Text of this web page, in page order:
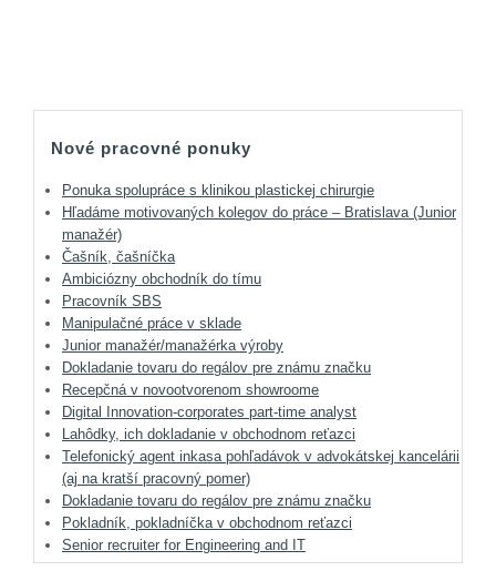
Nové pracovné ponuky
Ponuka spolupráce s klinikou plastickej chirurgie
Hľadáme motivovaných kolegov do práce – Bratislava (Junior
manažér)
Čašník, čašníčka
Ambiciózny obchodník do tímu
Pracovník SBS
Manipulačné práce v sklade
Junior manažér/manažérka výroby
Dokladanie tovaru do regálov pre známu značku
Recepčná v novootvorenom showroome
Digital Innovation-corporates part-time analyst
Lahôdky, ich dokladanie v obchodnom reťazci
Telefonický agent inkasa pohľadávok v advokátskej kancelárii
(aj na kratší pracovný pomer)
Dokladanie tovaru do regálov pre známu značku
Pokladník, pokladníčka v obchodnom reťazci
Senior recruiter for Engineering and IT